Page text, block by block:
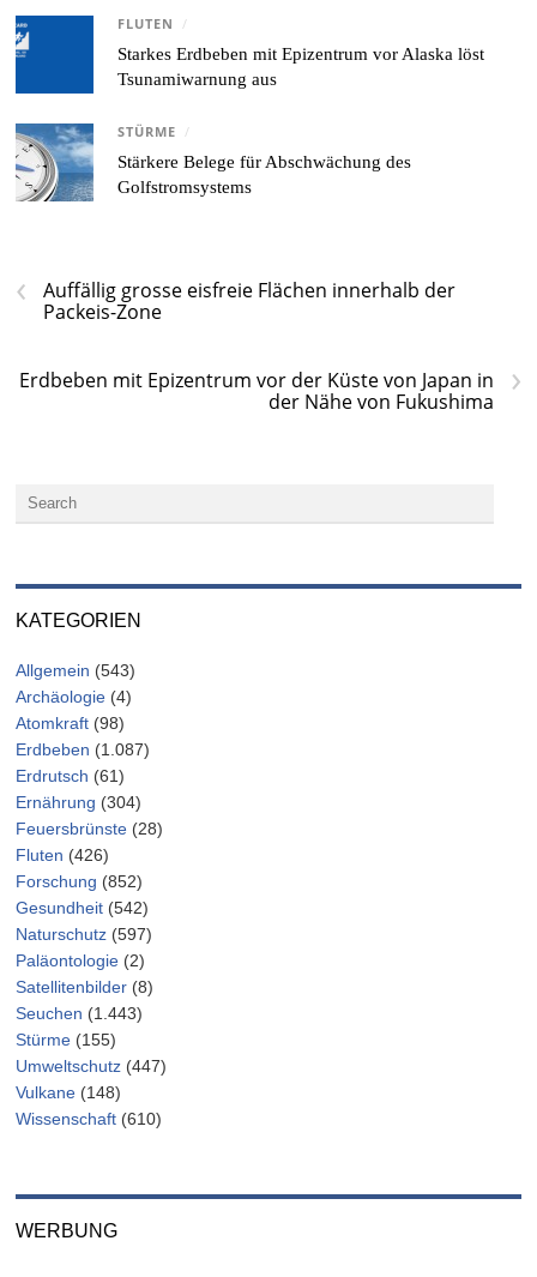
FLUTEN /
Starkes Erdbeben mit Epizentrum vor Alaska löst
Tsunamiwarnung aus
STÜRME /
Stärkere Belege für Abschwächung des
Golfstromsystems
‹
Auffällig grosse eisfreie Flächen innerhalb der
Packeis-Zone
›
Erdbeben mit Epizentrum vor der Küste von Japan in
der Nähe von Fukushima
KATEGORIEN
Allgemein (543)
Archäologie (4)
Atomkraft (98)
Erdbeben (1.087)
Erdrutsch (61)
Ernährung (304)
Feuersbrünste (28)
Fluten (426)
Forschung (852)
Gesundheit (542)
Naturschutz (597)
Paläontologie (2)
Satellitenbilder (8)
Seuchen (1.443)
Stürme (155)
Umweltschutz (447)
Vulkane (148)
Wissenschaft (610)
WERBUNG